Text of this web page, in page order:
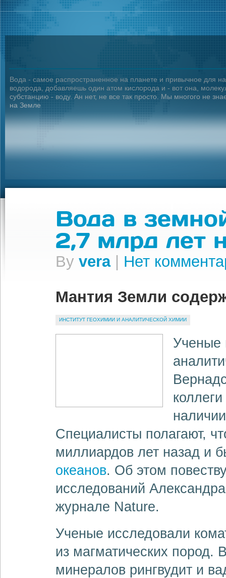
Вода - самое распространенное на планете и привычное для
водорода, добавляешь один атом кислорода и - вот она,
субстанцию - воду. Ан нет, не все так просто. Мы многого не
на Земле
Вода в
2,7 млрд лет
By vera| Нет
Мантия Земли
ИНСТИТУТ ГЕОХИМИИ И АНАЛИТИЧЕСКОЙ ХИМИИ
Ученые
Специалисты полагают,
миллиардов лет назад и
океанов. Об этом
исследований
журнале Nature.
Ученые исследовали
из магматических пород.
минералов рингвудит и